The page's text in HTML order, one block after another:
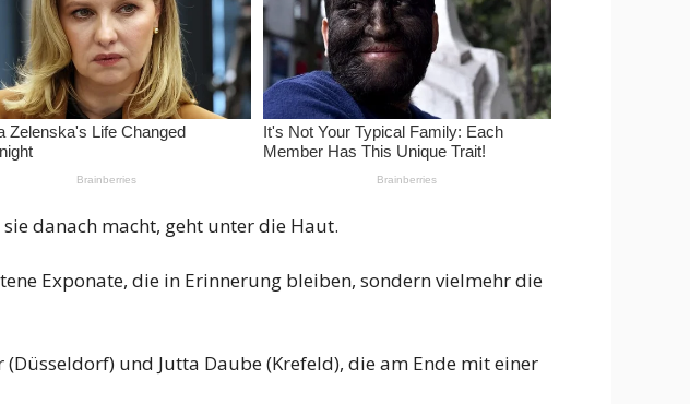
danach macht, geht unter die Haut.
Exponate, die in Erinnerung bleiben, sondern vielmehr die
und Jutta Daube (Krefeld), die am Ende mit einer